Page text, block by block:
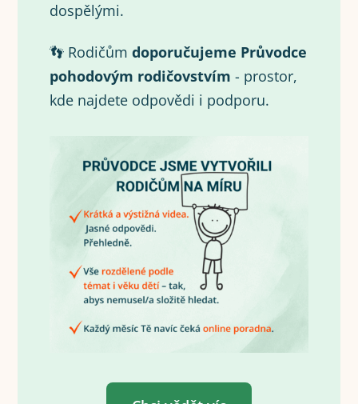
dospělými.
👣 Rodičůmdoporučujeme Průvodce
pohodovým rodičovstvím - prostor,
kde najdete odpovědi i podporu.